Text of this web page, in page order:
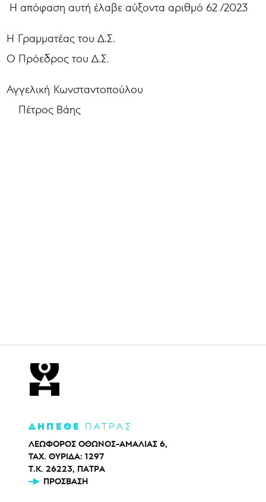
Η απόφαση αυτή έλαβε αύξοντα αριθμό 62 /2023
Η Γραμματέας του Δ.Σ.
Ο Πρόεδρος του Δ.Σ.
Αγγελική Κωνσταντοπούλου
Πέτρος Βάης
ΔΗΠΕΘΕ ΠΑΤΡΑΣ
ΛΕΩΦΟΡΟΣ ΟΘΩΝΟΣ-ΑΜΑΛΙΑΣ 6,
ΤΑΧ. ΘΥΡΙΔΑ: 1297
Τ.Κ. 26223, ΠΑΤΡΑ
ΠΡΌΣΒΑΣΗ